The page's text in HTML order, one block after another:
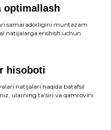
optimallash
samaradorligini muntazam
natijalarga erishish uchun
hisoboti
natijalari haqida batafsil
ularning ta’siri va qamrovini